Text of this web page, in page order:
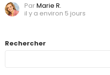
ParMarie R.
il y a environ 5 jours
Rechercher